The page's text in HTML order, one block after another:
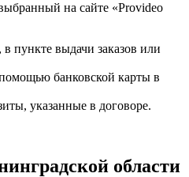
на сайте «Provideo
пункте выдачи заказов или
помощью банковской карты в
указанные в договоре.
области